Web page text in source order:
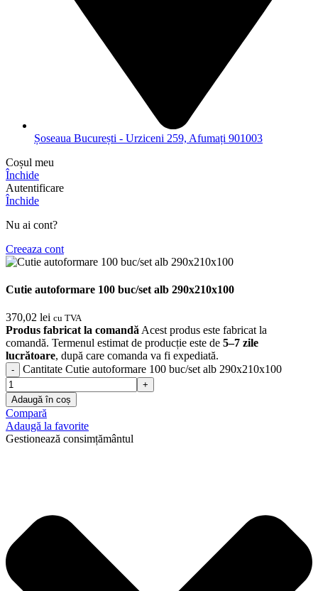
Șoseaua București - Urziceni 259, Afumați 901003
Coșul meu
Închide
Autentificare
Închide
Nu ai cont?
Creeaza cont
Cutie autoformare 100 buc/set alb 290x210x100
370,02 lei cu TVA
Produs fabricat la comandă Acest produs este fabricat la
comandă. Termenul estimat de producție este de 5–7 zile
lucrătoare, după care comanda va fi expediată.
Cantitate Cutie autoformare 100 buc/set alb 290x210x100
Adaugă în coș
Compară
Adaugă la favorite
Gestionează consimțământul